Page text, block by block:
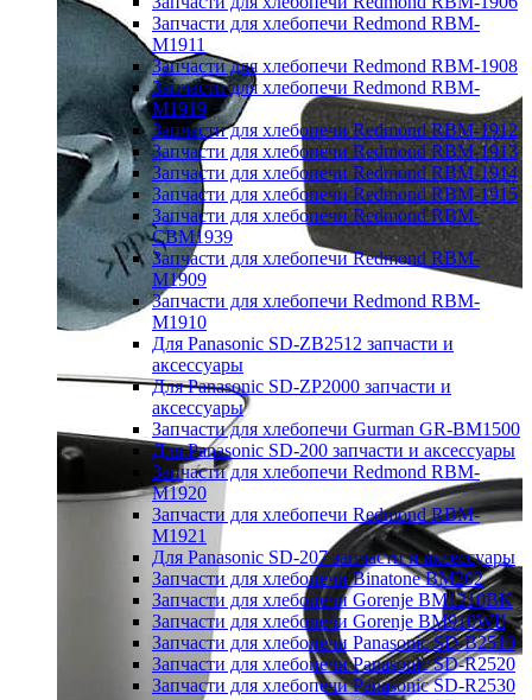
Запчасти для хлебопечи Redmond RBM-
M1911
Запчасти для хлебопечи Redmond RBM-1908
Запчасти для хлебопечи Redmond RBM-
M1919
Запчасти для хлебопечи Redmond RBM-1912
Запчасти для хлебопечи Redmond RBM-1913
Запчасти для хлебопечи Redmond RBM-1914
Запчасти для хлебопечи Redmond RBM-1915
Запчасти для хлебопечи Redmond RBM-
CBM1939
Запчасти для хлебопечи Redmond RBM-
M1909
Запчасти для хлебопечи Redmond RBM-
M1910
Для Panasonic SD-ZB2512 запчасти и
аксессуары
Для Panasonic SD-ZP2000 запчасти и
аксессуары
Запчасти для хлебопечи Gurman GR-BM1500
Для Panasonic SD-200 запчасти и аксессуары
Запчасти для хлебопечи Redmond RBM-
M1920
Запчасти для хлебопечи Redmond RBM-
M1921
Для Panasonic SD-207 запчасти и аксессуары
Запчасти для хлебопечи Binatone BM202
Запчасти для хлебопечи Gorenje BM1210BK
Запчасти для хлебопечи Gorenje BM910WII
Запчасти для хлебопечи Panasonic SD-B2510
Запчасти для хлебопечи Panasonic SD-R2520
Запчасти для хлебопечи Panasonic SD-R2530